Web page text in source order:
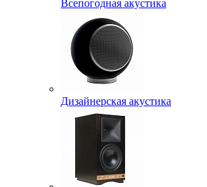
Всепогодная акустика
Дизайнерская акустика